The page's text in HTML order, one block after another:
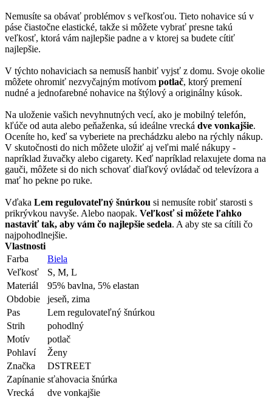
Nemusíte sa obávať problémov s veľkosťou. Tieto nohavice sú v
páse čiastočne elastické, takže si môžete vybrať presne takú
veľkosť, ktorá vám najlepšie padne a v ktorej sa budete cítiť
najlepšie.
V týchto nohaviciach sa nemusíš hanbiť vyjsť z domu. Svoje okolie
môžete ohromiť nezvyčajným motívom potlač, ktorý premení
nudné a jednofarebné nohavice na štýlový a originálny kúsok.
Na uloženie vašich nevyhnutných vecí, ako je mobilný telefón,
kľúče od auta alebo peňaženka, sú ideálne vrecká dve vonkajšie.
Oceníte ho, keď sa vyberiete na prechádzku alebo na rýchly nákup.
V skutočnosti do nich môžete uložiť aj veľmi malé nákupy -
napríklad žuvačky alebo cigarety. Keď napríklad relaxujete doma na
gauči, môžete si do nich schovať diaľkový ovládač od televízora a
mať ho pekne po ruke.
Vďaka Lem regulovateľný šnúrkou si nemusíte robiť starosti s
prikrývkou navyše. Alebo naopak. Veľkosť si môžete ľahko
nastaviť tak, aby vám čo najlepšie sedela. A aby ste sa cítili čo
najpohodlnejšie.
Vlastnosti
Farba
Biela
Veľkosť
S, M, L
Materiál
95% bavlna, 5% elastan
Obdobie
jeseň, zima
Pas
Lem regulovateľný šnúrkou
Strih
pohodlný
Motív
potlač
Pohlaví
Ženy
Značka
DSTREET
Zapínanie sťahovacia šnúrka
Vrecká
dve vonkajšie